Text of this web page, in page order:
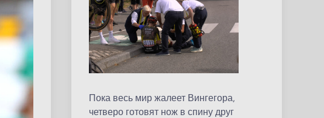
Пока весь мир жалеет Вингегора,
четверо готовят нож в спину друг